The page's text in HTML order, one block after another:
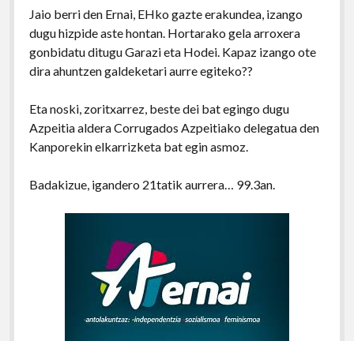
Jaio berri den Ernai, EHko gazte erakundea, izango
dugu hizpide aste hontan. Hortarako gela arroxera
gonbidatu ditugu Garazi eta Hodei. Kapaz izango ote
dira ahuntzen galdeketari aurre egiteko??
Eta noski, zoritxarrez, beste dei bat egingo dugu
Azpeitia aldera Corrugados Azpeitiako delegatua den
Kanporekin elkarrizketa bat egin asmoz.
Badakizue, igandero 21tatik aurrera… 99.3an.